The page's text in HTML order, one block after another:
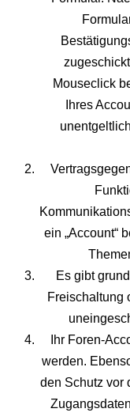
Mouseclick
Ihres
ein „Account“
Es gibt
Freischaltung
Ihr Foren-
werden.
den Schutz vor